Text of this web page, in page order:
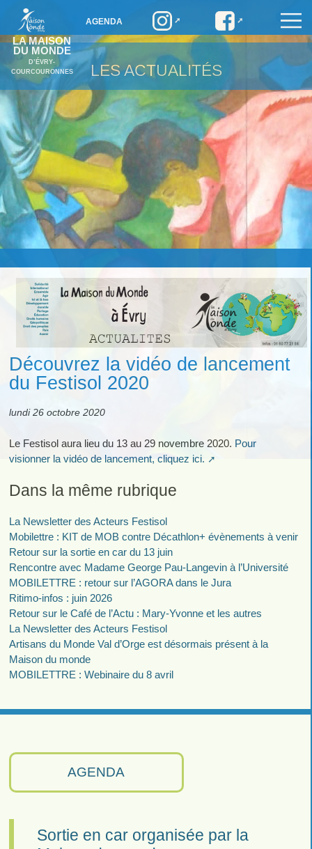
LA MAISON
DU MONDE
D’ÉVRY-
COURCOURONNES
AGENDA
LES ACTUALITÉS
AGENDA
Sortie en car organisée par la
Découvrez la vidéo de lancement
du Festisol 2020
lundi 26 octobre 2020
Le Festisol aura lieu du 13 au 29 novembre 2020. Pour
visionner la vidéo de lancement, cliquez ici.
Dans la même rubrique
La Newsletter des Acteurs Festisol
Mobilettre : KIT de MOB contre Décathlon+ évènements à venir
Retour sur la sortie en car du 13 juin
Rencontre avec Madame George Pau-Langevin à l’Université
MOBILETTRE : retour sur l’AGORA dans le Jura
Ritimo-infos : juin 2026
Retour sur le Café de l’Actu : Mary-Yvonne et les autres
La Newsletter des Acteurs Festisol
Artisans du Monde Val d’Orge est désormais présent à la
Maison du monde
MOBILETTRE : Webinaire du 8 avril